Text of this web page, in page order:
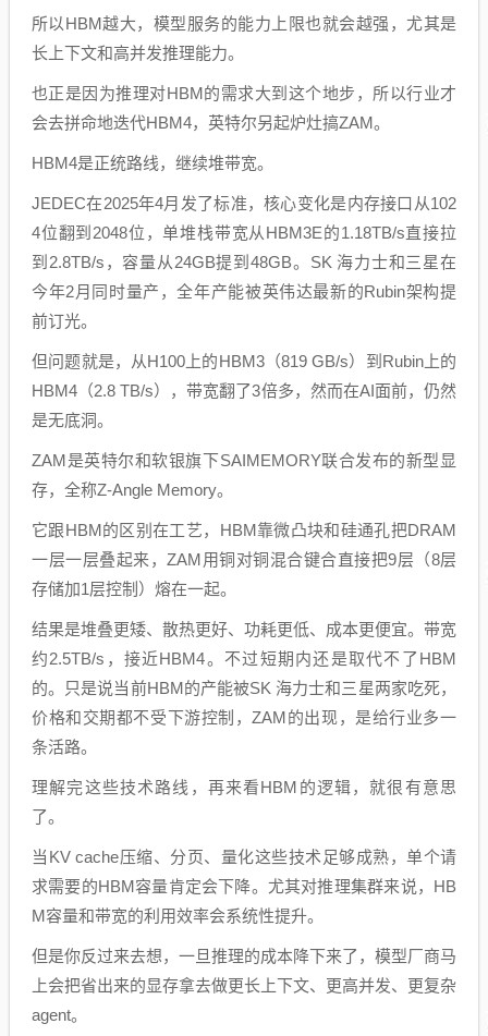
所以HBM越大，模型服务的能力上限也就会越强，尤其是
长上下文和高并发推理能力。
也正是因为推理对HBM的需求大到这个地步，所以行业才
会去拼命地迭代HBM4，英特尔另起炉灶搞ZAM。
HBM4是正统路线，继续堆带宽。
JEDEC在2025年4月发了标准，核心变化是内存接口从102
4位翻到2048位，单堆栈带宽从HBM3E的1.18TB/s直接拉
到2.8TB/s，容量从24GB提到48GB。SK 海力士和三星在
今年2月同时量产，全年产能被英伟达最新的Rubin架构提
前订光。
但问题就是，从H100上的HBM3（819 GB/s）到Rubin上的
HBM4（2.8 TB/s），带宽翻了3倍多，然而在AI面前，仍然
是无底洞。
ZAM是英特尔和软银旗下SAIMEMORY联合发布的新型显
存，全称Z-Angle Memory。
它跟HBM的区别在工艺，HBM靠微凸块和硅通孔把DRAM
一层一层叠起来，ZAM用铜对铜混合键合直接把9层（8层
存储加1层控制）熔在一起。
结果是堆叠更矮、散热更好、功耗更低、成本更便宜。带宽
约2.5TB/s，接近HBM4。不过短期内还是取代不了HBM
的。只是说当前HBM的产能被SK 海力士和三星两家吃死，
价格和交期都不受下游控制，ZAM的出现，是给行业多一
条活路。
理解完这些技术路线，再来看HBM的逻辑，就很有意思
了。
当KV cache压缩、分页、量化这些技术足够成熟，单个请
求需要的HBM容量肯定会下降。尤其对推理集群来说，HB
M容量和带宽的利用效率会系统性提升。
但是你反过来去想，一旦推理的成本降下来了，模型厂商马
上会把省出来的显存拿去做更长上下文、更高并发、更复杂
agent。